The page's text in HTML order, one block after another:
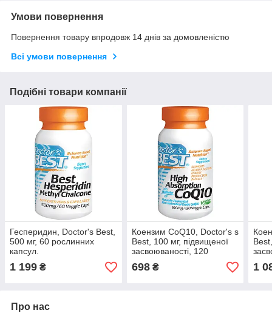
Умови повернення
Повернення товару впродовж 14 днів за домовленістю
Всі умови повернення
Подібні товари компанії
Гесперидин, Doctor's Best,
500 мг, 60 рослинних
капсул.
1 199 ₴
Коензим CoQ10, Doctor's s
Best, 100 мг, підвищеної
засвоюваності, 120
капсул. Зроблено в США.
698₴ 1
Про нас